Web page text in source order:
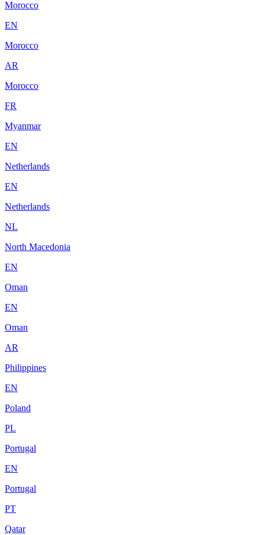
Morocco
EN
Morocco
AR
Morocco
FR
Myanmar
EN
Netherlands
EN
Netherlands
NL
North Macedonia
EN
Oman
EN
Oman
AR
Philippines
EN
Poland
PL
Portugal
EN
Portugal
PT
Qatar